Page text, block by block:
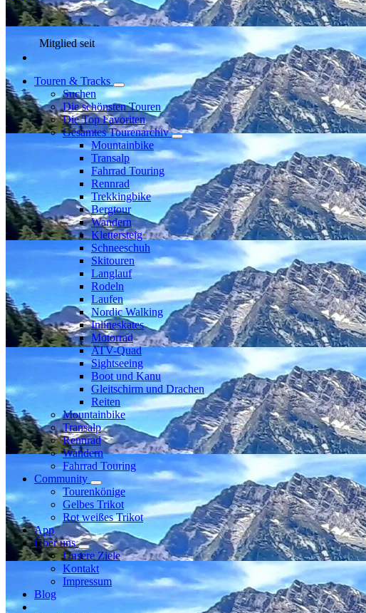
Mitglied seit
Touren & Tracks
Suchen
Die schönsten Touren
Die Top Favoriten
Gesamtes Tourenarchiv
Mountainbike
Transalp
Fahrrad Touring
Rennrad
Trekkingbike
Bergtour
Wandern
Klettersteig
Schneeschuh
Skitouren
Langlauf
Rodeln
Laufen
Nordic Walking
Inlineskates
Motorrad
ATV-Quad
Sightseeing
Boot und Kanu
Gleitschirm und Drachen
Reiten
Mountainbike
Transalp
Rennrad
Wandern
Fahrrad Touring
Community
Tourenkönige
Gelbes Trikot
Rot weißes Trikot
App
Über uns
Unsere Ziele
Kontakt
Impressum
Blog